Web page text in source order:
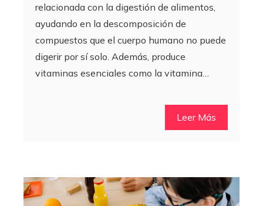
relacionada con la digestión de alimentos,
ayudando en la descomposición de
compuestos que el cuerpo humano no puede
digerir por sí solo. Además, produce
vitaminas esenciales como la vitamina…
Leer Más